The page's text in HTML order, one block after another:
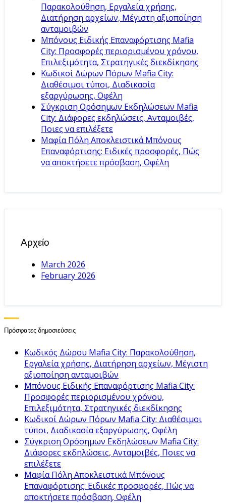
Παρακολούθηση, Εργαλεία χρήσης,
Διατήρηση αρχείων, Μέγιστη αξιοποίηση
ανταμοιβών
Μπόνους Ειδικής Επαναφόρτισης Mafia
City: Προσφορές περιορισμένου χρόνου,
Επιλεξιμότητα, Στρατηγικές διεκδίκησης
Κωδικοί Δώρων Πόρων Mafia City:
Διαθέσιμοι τύποι, Διαδικασία
εξαργύρωσης, Οφέλη
Σύγκριση Ορόσημων Εκδηλώσεων Mafia
City: Διάφορες εκδηλώσεις, Ανταμοιβές,
Ποιες να επιλέξετε
Μαφία Πόλη Αποκλειστικά Μπόνους
Επαναφόρτισης: Ειδικές προσφορές, Πώς
να αποκτήσετε πρόσβαση, Οφέλη
Αρχείο
March 2026
February 2026
Πρόσφατες δημοσιεύσεις
Κωδικός Δώρου Mafia City: Παρακολούθηση,
Εργαλεία χρήσης, Διατήρηση αρχείων, Μέγιστη
αξιοποίηση ανταμοιβών
Μπόνους Ειδικής Επαναφόρτισης Mafia City:
Προσφορές περιορισμένου χρόνου,
Επιλεξιμότητα, Στρατηγικές διεκδίκησης
Κωδικοί Δώρων Πόρων Mafia City: Διαθέσιμοι
τύποι, Διαδικασία εξαργύρωσης, Οφέλη
Σύγκριση Ορόσημων Εκδηλώσεων Mafia City:
Διάφορες εκδηλώσεις, Ανταμοιβές, Ποιες να
επιλέξετε
Μαφία Πόλη Αποκλειστικά Μπόνους
Επαναφόρτισης: Ειδικές προσφορές, Πώς να
αποκτήσετε πρόσβαση, Οφέλη